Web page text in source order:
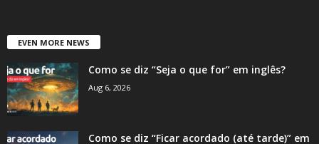
EVEN MORE NEWS
Como se diz “Seja o que for” em inglês?
Aug 6, 2026
Como se diz “Ficar acordado (até tarde)” em